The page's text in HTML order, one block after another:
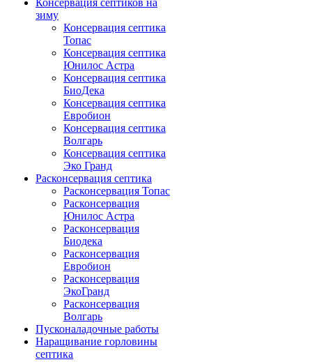
Консервация септиков на
зиму
Консервация септика
Топас
Консервация септика
Юнилос Астра
Консервация септика
БиоДека
Консервация септика
Евробион
Консервация септика
Волгарь
Консервация септика
Эко Гранд
Расконсервация септика
Расконсервация Топас
Расконсервация
Юнилос Астра
Расконсервация
Биодека
Расконсервация
Евробион
Расконсервация
ЭкоГранд
Расконсервация
Волгарь
Пусконаладочные работы
Наращивание горловины
септика